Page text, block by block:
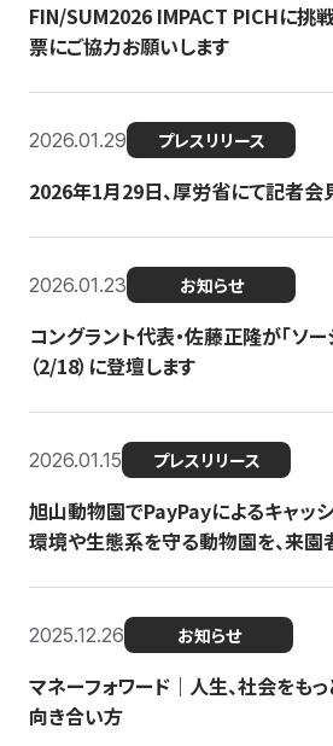
FIN/SUM2026 IMPACT PICHに挑
票にご協力お願いします
2026.01.29 プレスリリース
2026年1月29日、厚労省にて記者会
2026.01.23 お知らせ
コングラント代表・佐藤正隆が「ソー
（2/18）に登壇します
2026.01.15 プレスリリース
旭山動物園でPayPayによるキャッ
環境や生態系を守る動物園を、来
2025.12.26 お知らせ
マネーフォワード｜人生、社会をも
向き合い方